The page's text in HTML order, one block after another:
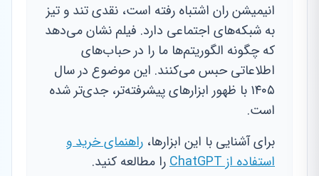
انیمیشن ران اشتباه رفته است، نقدی تند و تیز
به شبکه‌های اجتماعی دارد. فیلم نشان می‌دهد
که چگونه الگوریتم‌ها ما را در حباب‌های
اطلاعاتی حبس می‌کنند. این موضوع در سال
۱۴۰۵ با ظهور ابزارهای پیشرفته‌تر، جدی‌تر شده
است.
برای آشنایی با این ابزارها، راهنمای خرید و
استفاده از ChatGPT
را مطالعه کنید.